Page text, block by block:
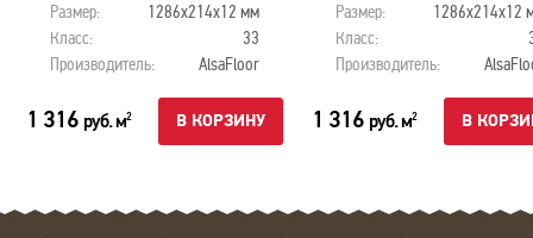
Размер:
1286х214х12 мм
Класс:
33
Производитель:
AlsaFloor
1 316 руб. м2 В КОРЗИНУ
Размер:
1286х214х12
Класс:
Производитель:
1 316 руб. м2 В